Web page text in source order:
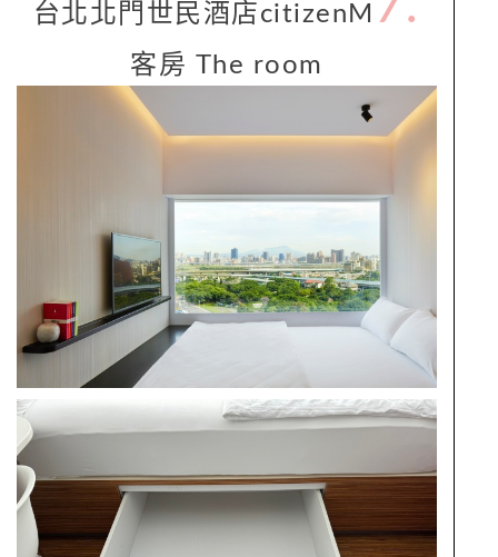
台北北門世民酒店citizenM
客房 The room